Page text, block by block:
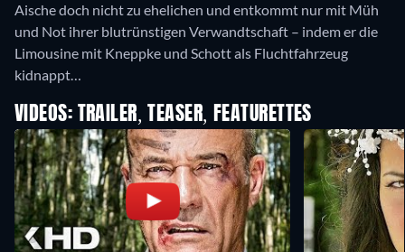
Aische doch nicht zu ehelichen und entkommt nur mit Müh
und Not ihrer blutrünstigen Verwandtschaft – indem er die
Limousine mit Kneppke und Schott als Fluchtfahrzeug
kidnappt…
VIDEOS: TRAILER, TEASER, FEATURETTES